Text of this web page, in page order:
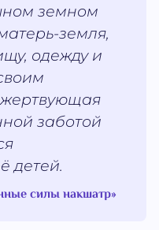
земном
земля,
одежду и
заботой
детей.
силы накшатр»